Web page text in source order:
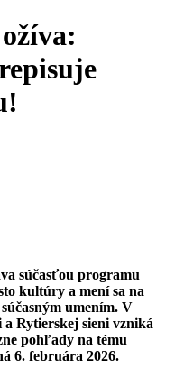
súčasťou programu
kultúry a mení sa na
umením. V
Rytierskej sieni vzniká
pohľady na tému
6. februára 2026.